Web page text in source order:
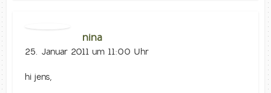
nina
25. Januar 2011 um 11:00 Uhr
hi jens,